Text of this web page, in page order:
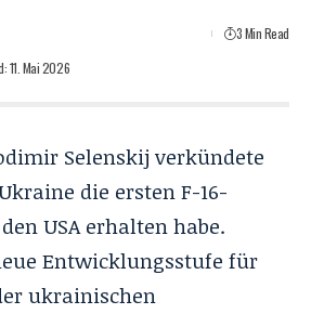
11. Mai 2026
3 Min Read
Selenskij verkündete
die ersten F-16-
USA erhalten habe.
Entwicklungsstufe für
ukrainischen